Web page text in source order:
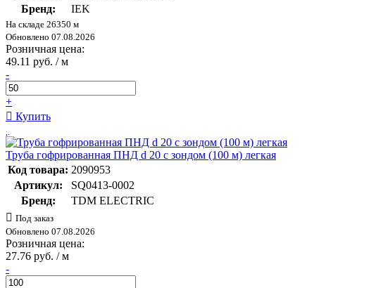
Бренд:
IEK
На складе 26350 м
Обновлено 07.08.2026
Розничная цена:
49.11 руб. / м
-
+
Купить
Труба гофрированная ПНД d 20 с зондом (100 м) легкая
Код товара: 2090953
Артикул:
SQ0413-0002
Бренд:
TDM ELECTRIC
Под заказ
Обновлено 07.08.2026
Розничная цена:
27.76 руб. / м
-